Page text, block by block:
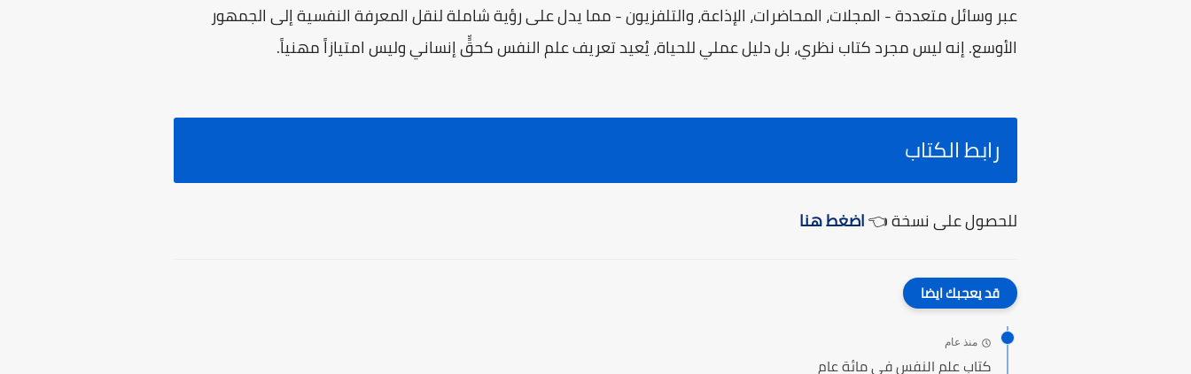
عبر وسائل متعددة - المجلات، المحاضرات، الإذاعة، والتلفزيون - مما يدل على رؤية شاملة لنقل المعرفة النفسية إلى الجمهور
الأوسع. إنه ليس مجرد كتاب نظري، بل دليل عملي للحياة، يُعيد تعريف علم النفس كحقٍّ إنساني وليس امتيازاً مهنياً.
رابط الكتاب
للحصول على نسخة 👈اضغط هنا
قد يعجبك ايضا
منذ عام
كتاب علم النفس في مائة عام